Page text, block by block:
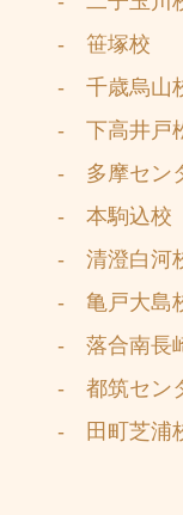
- 笹塚校
- 千歳烏山
- 下高井戸
- 多摩セン
- 本駒込校
- 清澄白河
- 亀戸大島
- 落合南長
- 都筑セン
- 田町芝浦